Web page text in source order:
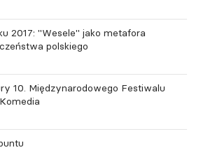
2017: "Wesele" jako metafora
polskiego
10. Międzynarodowego Festiwalu